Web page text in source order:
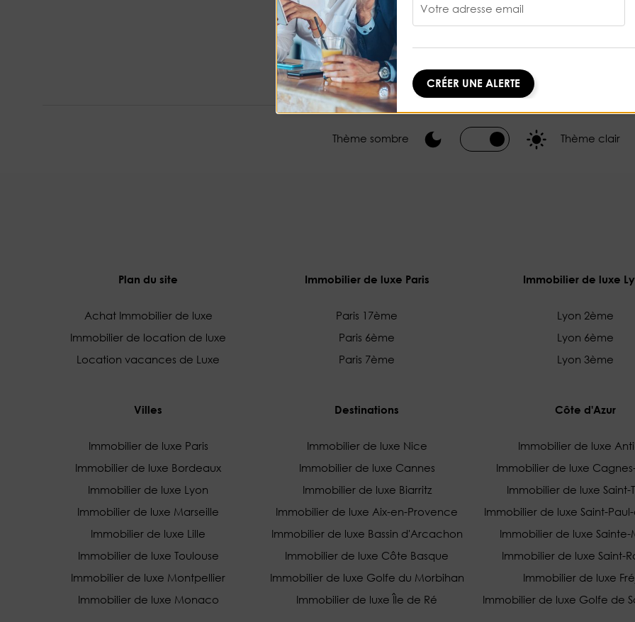
Thème sombre Thème clair
Plan du site
Achat Immobilier de luxe
Immobilier de location de luxe
Location vacances de Luxe
Immobilier de luxe Paris
Paris 17ème
Paris 6ème
Paris 7ème
Immobilier de luxe
Lyon 2ème
Lyon 6ème
Lyon 3ème
Villes
Immobilier de luxe Paris
Immobilier de luxe Bordeaux
Immobilier de luxe Lyon
Immobilier de luxe Marseille
Immobilier de luxe Lille
Immobilier de luxe Toulouse
Immobilier de luxe Montpellier
Immobilier de luxe Monaco
Destinations
Immobilier de luxe Nice
Immobilier de luxe Cannes
Immobilier de luxe Biarritz
Immobilier de luxe Aix-en-Provence
Immobilier de luxe Bassin d'Arcachon
Immobilier de luxe Côte Basque
Immobilier de luxe Golfe du Morbihan
Immobilier de luxe Île de Ré
Côte d'Azur
Immobilier de luxe
Immobilier de luxe
Immobilier de luxe Saint-
Immobilier de luxe Saint-
Immobilier de luxe Sainte-
Immobilier de luxe Saint-
Immobilier de luxe
Immobilier de luxe Golfe de
Votre adresse email
CRÉER UNE ALERTE